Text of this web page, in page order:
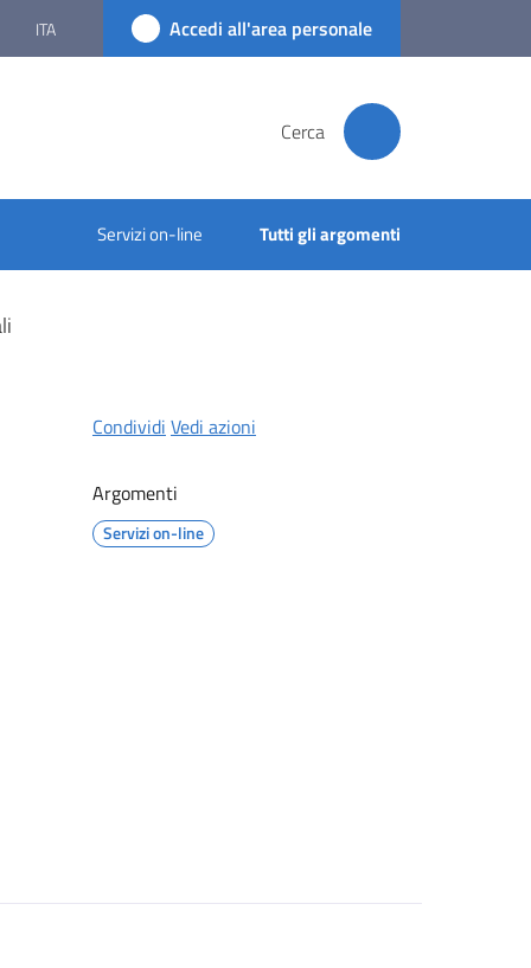
ITA Accedi all'area personale
Cerca
Servizi on-line Tutti gli argomenti
Condividi Vedi azioni
Argomenti
Servizi on-line